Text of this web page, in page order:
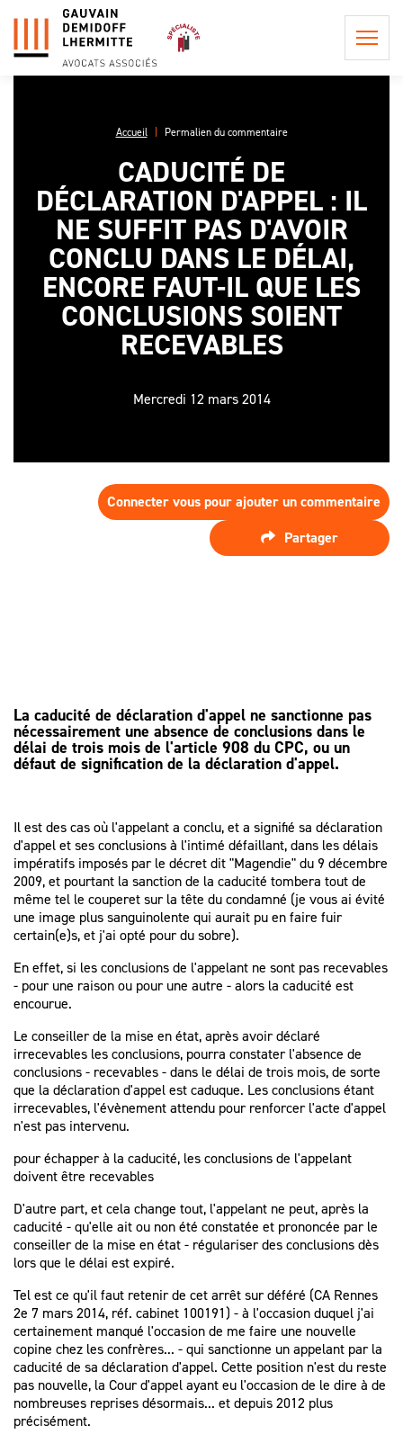
Accueil Permalien du commentaire
CADUCITÉ DE
DÉCLARATION D'APPEL : IL
NE SUFFIT PAS D'AVOIR
CONCLU DANS LE DÉLAI,
ENCORE FAUT-IL QUE LES
CONCLUSIONS SOIENT
RECEVABLES
Mercredi 12 mars 2014
Connecter vous pour ajouter un commentaire
Partager
La caducité de déclaration d'appel ne sanctionne pas
nécessairement une absence de conclusions dans le
délai de trois mois de l'article 908 du CPC, ou un
défaut de signification de la déclaration d'appel.
Il est des cas où l'appelant a conclu, et a signifié sa déclaration
d'appel et ses conclusions à l'intimé défaillant, dans les délais
impératifs imposés par le décret dit "Magendie" du 9 décembre
2009, et pourtant la sanction de la caducité tombera tout de
même tel le couperet sur la tête du condamné (je vous ai évité
une image plus sanguinolente qui aurait pu en faire fuir
certain(e)s, et j'ai opté pour du sobre).
En effet, si les conclusions de l'appelant ne sont pas recevables
- pour une raison ou pour une autre - alors la caducité est
encourue.
Le conseiller de la mise en état, après avoir déclaré
irrecevables les conclusions, pourra constater l'absence de
conclusions - recevables - dans le délai de trois mois, de sorte
que la déclaration d'appel est caduque. Les conclusions étant
irrecevables, l'évènement attendu pour renforcer l'acte d'appel
n'est pas intervenu.
pour échapper à la caducité, les conclusions de l'appelant
doivent être recevables
D'autre part, et cela change tout, l'appelant ne peut, après la
caducité - qu'elle ait ou non été constatée et prononcée par le
conseiller de la mise en état - régulariser des conclusions dès
lors que le délai est expiré.
Tel est ce qu'il faut retenir de cet arrêt sur déféré (CA Rennes
2e 7 mars 2014, réf. cabinet 100191) - à l'occasion duquel j'ai
certainement manqué l'occasion de me faire une nouvelle
copine chez les confrères... - qui sanctionne un appelant par la
caducité de sa déclaration d'appel. Cette position n'est du reste
pas nouvelle, la Cour d'appel ayant eu l'occasion de le dire à de
nombreuses reprises désormais... et depuis 2012 plus
précisément.
SOMMES-
NOUS ?
PHILOSOPHIE
DU CABINET
POSTULATION ET
REPRÉSENTATION
CONSEIL EN
PROCÉDURE
INFORMATION
PRÉCONTRACTUELLE
LES HONORAIRES DE
POSTULATION ET DE
PROCÉDURES
D'UN